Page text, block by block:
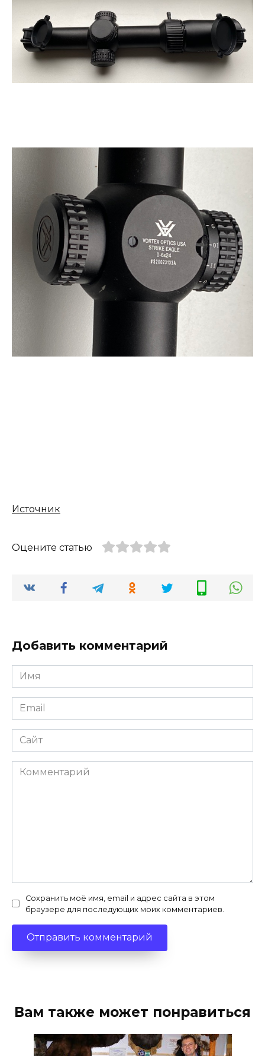
Источник
Оцените статью
Добавить комментарий
Имя
*
Email
*
Сайт
Комментарий
Сохранить моё имя, email и адрес сайта в этом
браузере для последующих моих комментариев.
Вам также может понравиться